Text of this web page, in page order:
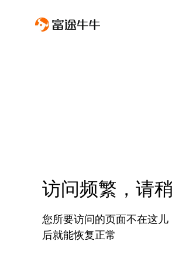
访问频繁，请
您所要访问的页面不在这
后就能恢复正常